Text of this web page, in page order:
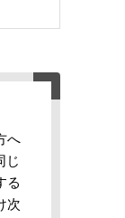
へ
じ
る
次